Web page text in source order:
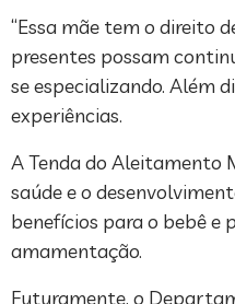
“Essa mãe tem o direito
presentes possam
se especializando. Além
experiências.
A Tenda do Aleitamento
saúde e o
benefícios para o bebê e
amamentação.
Futuramente, o